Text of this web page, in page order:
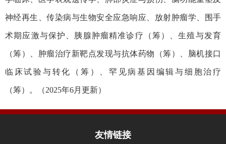
神经再生、传染病与生物安全应急响应、放射肿瘤学、围手
术期应激与保护、胰腺肿瘤精准诊疗（筹）、生殖与发育
（筹）、肿瘤治疗新靶点发现与抗体药物（筹）、脑机接口
临床试验与转化（筹）、罕见病基因编辑与细胞治疗
（筹） 。 （2025年6月更新）
友情链接